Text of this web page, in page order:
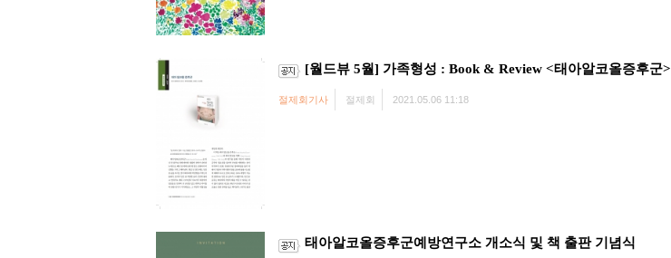
[월드뷰 5월] 가족형성 : Book & Review <태아알코올증후군>
절제회기사 절제회 2021.05.06 11:18
태아알코올증후군예방연구소 개소식 및 책 출판 기념식